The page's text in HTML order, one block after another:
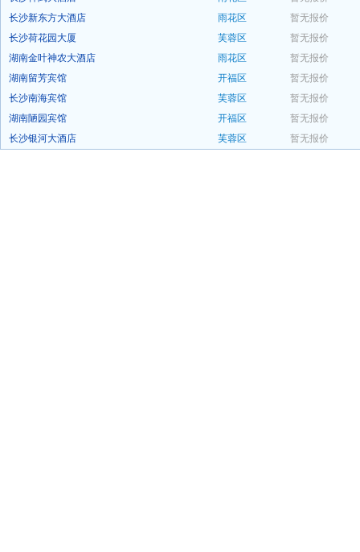
预订
长沙新东方大酒店 雨花区
暂无报价
预订
长沙荷花园大厦 芙蓉区
暂无报价
预订
湖南金叶神农大酒店 雨花区
暂无报价
预订
湖南留芳宾馆 开福区
暂无报价
预订
长沙南海宾馆 芙蓉区
暂无报价
预订
湖南陋园宾馆 开福区
暂无报价
预订
长沙银河大酒店 芙蓉区
暂无报价